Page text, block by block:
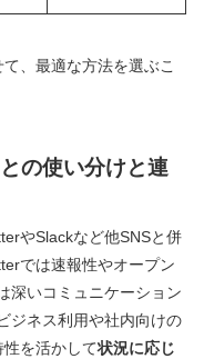
、最適な方法を選ぶこ
の使い分けと連
やSlackなど他SNSと併
では速報性やオープン
深いコミュニケーション
ジネス利用や社内向けの
を活かして状況に応じ